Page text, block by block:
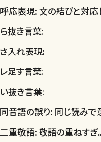
呼応表現: 文の結びと対応
ら抜き言葉:
さ入れ表現:
レ足す言葉:
い抜き言葉:
同音語の誤り: 同じ読みで
二重敬語: 敬語の重ねすぎ。